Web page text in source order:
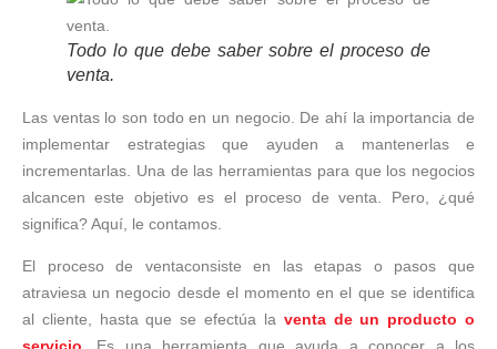
Todo lo que debe saber sobre el proceso de
venta.
Las ventas lo son todo en un negocio. De ahí la importancia de
implementar estrategias que ayuden a mantenerlas e
incrementarlas. Una de las herramientas para que los negocios
alcancen este objetivo es el proceso de venta. Pero, ¿qué
significa? Aquí, le contamos.
El proceso de ventaconsiste en las etapas o pasos que
atraviesa un negocio desde el momento en el que se identifica
al cliente, hasta que se efectúa la venta de un producto o